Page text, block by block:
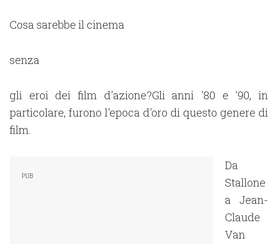
Cosa sarebbe il cinema
senza
gli eroi dei film d'azione?Gli anni '80 e '90, in
particolare, furono l'epoca d'oro di questo genere di
film.
Da
Stallone
a Jean-
Claude
Van